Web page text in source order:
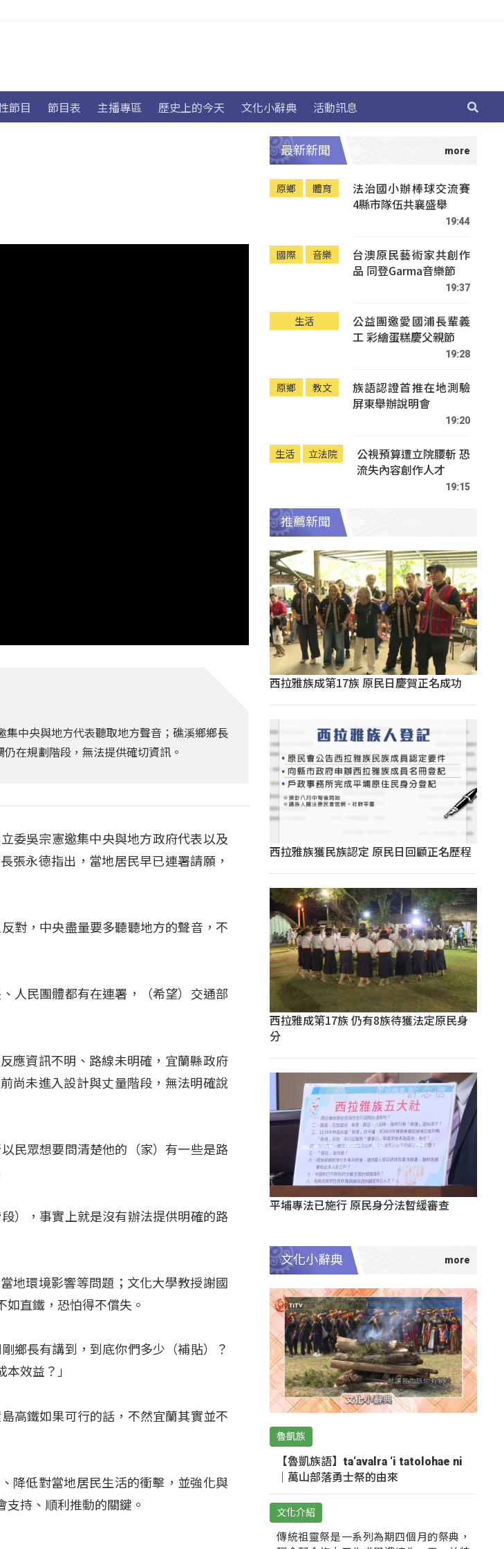
節目 節目表 主播專區 歷史上的今天 文化小辭典 活動訊息
中央與地方代表聽取地方聲音；礁溪鄉鄉長
在規劃階段，無法提供確切資訊。
委吳宗憲邀集中央與地方政府代表以及
張永德指出，當地居民早已連署請願，
對，中央盡量要多聽聽地方的聲音，不
人民團體都有在連署，（希望）交通部
應資訊不明、路線未明確，宜蘭縣政府
尚未進入設計與丈量階段，無法明確說
民眾想要問清楚他的（家）有一些是路
），事實上就是沒有辦法提供明確的路
地環境影響等問題；文化大學教授謝國
直鐵，恐怕得不償失。
鄉長有講到，到底你們多少（補貼）？
效益？」
高鐵如果可行的話，不然宜蘭其實並不
降低對當地居民生活的衝擊，並強化與
持、順利推動的關鍵。
最新新聞
原鄉 體育
法治國小辦棒球交流賽
4縣市隊伍共襄盛舉
19:44
國際 音樂
台澳原民藝術家共創作
品 同登Garma音樂節
19:37
生活
公益團邀愛國浦長輩義
工 彩繪蛋糕慶父親節
19:28
原鄉 教文
族語認證首推在地測驗
屏東舉辦說明會
19:20
生活 立法院
公視預算遭立院腰斬 恐
流失內容創作人才
19:15
推薦新聞
西拉雅族成第17族 原民日慶賀正名成功
西拉雅族獲民族認定 原民日回顧正名歷程
西拉雅成第17族 仍有8族待獲法定原民身
分
平埔專法已施行 原民身分法暫緩審查
文化小辭典
魯凱族
【魯凱族語】ta‘avalra ‘i tatolohae ni
｜萬山部落勇士祭的由來
文化介紹
傳統祖靈祭是一系列為期四個月的祭典，